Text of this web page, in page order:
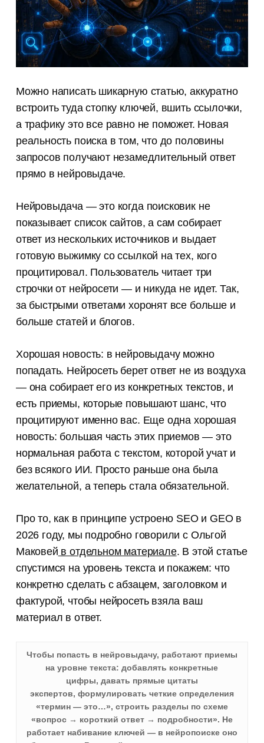
Можно написать шикарную статью, аккуратно
встроить туда стопку ключей, вшить ссылочки,
а трафику это все равно не поможет. Новая
реальность поиска в том, что до половины
запросов получают незамедлительный ответ
прямо в нейровыдаче.
Нейровыдача — это когда поисковик не
показывает список сайтов, а сам собирает
ответ из нескольких источников и выдает
готовую выжимку со ссылкой на тех, кого
процитировал. Пользователь читает три
строчки от нейросети — и никуда не идет. Так,
за быстрыми ответами хоронят все больше и
больше статей и блогов.
Хорошая новость: в нейровыдачу можно
попадать. Нейросеть берет ответ не из воздуха
— она собирает его из конкретных текстов, и
есть приемы, которые повышают шанс, что
процитируют именно вас. Еще одна хорошая
новость: большая часть этих приемов — это
нормальная работа с текстом, которой учат и
без всякого ИИ. Просто раньше она была
желательной, а теперь стала обязательной.
Про то, как в принципе устроено SEO и GEO в
2026 году, мы подробно говорили с Ольгой
Маковей в отдельном материале. В этой статье
спустимся на уровень текста и покажем: что
конкретно сделать с абзацем, заголовком и
фактурой, чтобы нейросеть взяла ваш
материал в ответ.
Чтобы попасть в нейровыдачу, работают приемы
на уровне текста: добавлять конкретные
цифры, давать прямые цитаты
экспертов, формулировать четкие определения
«термин — это…», строить разделы по схеме
«вопрос → короткий ответ → подробности». Не
работает набивание ключей — в нейропоиске оно